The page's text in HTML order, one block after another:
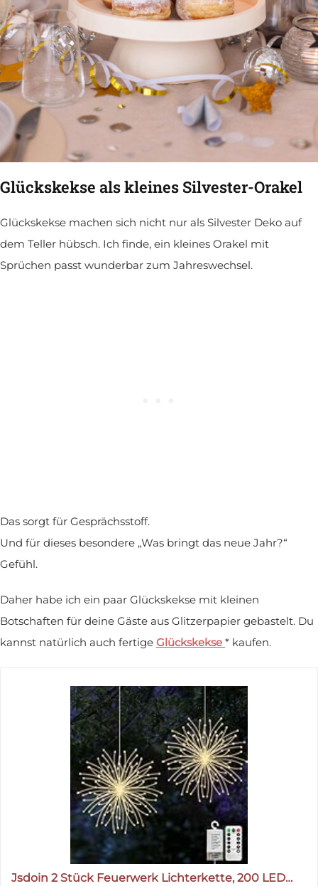
Glückskekse als kleines Silvester-Orakel
Glückskekse machen sich nicht nur als Silvester Deko auf
dem Teller hübsch. Ich finde, ein kleines Orakel mit
Sprüchen passt wunderbar zum Jahreswechsel.
Das sorgt für Gesprächsstoff.
Und für dieses besondere „Was bringt das neue Jahr?“
Gefühl.
Daher habe ich ein paar Glückskekse mit kleinen
Botschaften für deine Gäste aus Glitzerpapier gebastelt. Du
kannst natürlich auch fertige Glückskekse * kaufen.
Jsdoin 2 Stück Feuerwerk Lichterkette, 200 LED…